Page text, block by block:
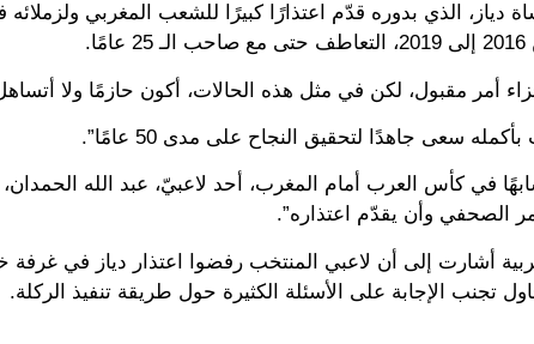
دياز، الذي بدوره قدّم اعتذارًا كبيرًا للشعب المغربي
أمر مقبول، لكن في مثل هذه الحالات، أكون حازمًا ولا
سعى جاهدًا لتحقيق النجاح على مدى 50 عامًا”.
في كأس العرب أمام المغرب، أحد لاعبيّ، عبد الله الحمدان،
الصحفي وأن يقدّم اعتذاره”.
أشارت إلى أن لاعبي المنتخب رفضوا اعتذار دياز في غرفة
تجنب الإجابة على الأسئلة الكثيرة حول طريقة تنفيذ الركلة.